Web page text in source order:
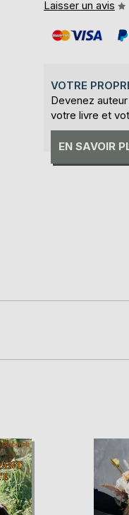
Laisser un avis
VOTRE
Devenez
votre livre et
EN SAVOIR